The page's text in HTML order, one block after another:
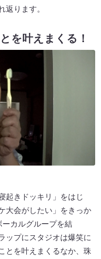
返ります。
を叶えまくる！
起きドッキリ」をはじ
大会がしたい」をきっか
カルグループを結
プにスタジオは爆笑に
とを叶えまくるなか、珠